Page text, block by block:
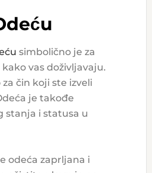
simbolično je za
kako vas doživljavaju.
čin koji ste izveli
je takođe
stanja i statusa u
odeća zaprljana i